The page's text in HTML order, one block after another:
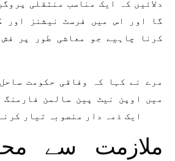
دلائیں کہ ایک مناسب منتقلی
گا اور اس میں فرسٹ نیشنز اور
کرنا چاہیے جو معاشی طور پر فش
مرے نے کہا کہ وفاقی حکومت
میں اوپن نیٹ پین سالمن
ایک ذمہ دار منصوبہ تیار
ملازمت سے